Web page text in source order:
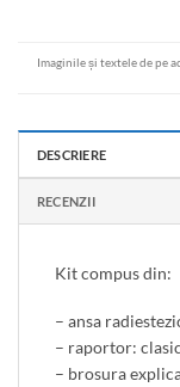
Imaginile și textele de pe
DESCRIERE
RECENZII
Kit compus din:
– ansa
– raportor: clasic
– brosura